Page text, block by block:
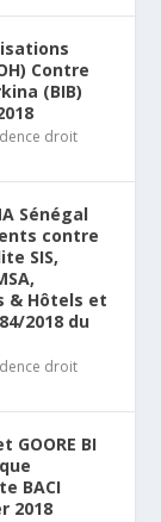
Contre
(BIB)
droit
Sénégal
contre
SIS,
& Hôtels et
2018 du
droit
GOORE BI
BACI
2018